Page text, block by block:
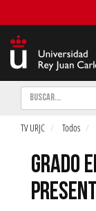
Buscar
TV URJC Todos
GRADO